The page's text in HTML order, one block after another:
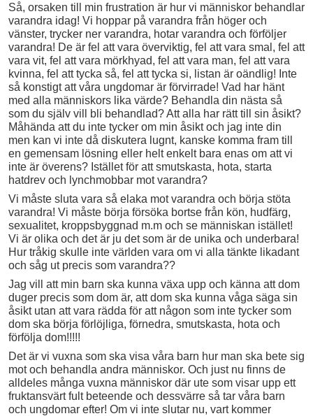
Så, orsaken till min frustration är hur vi människor behandlar
varandra idag! Vi hoppar på varandra från höger och
vänster, trycker ner varandra, hotar varandra och förföljer
varandra! De är fel att vara överviktig, fel att vara smal, fel att
vara vit, fel att vara mörkhyad, fel att vara man, fel att vara
kvinna, fel att tycka så, fel att tycka si, listan är oändlig! Inte
så konstigt att våra ungdomar är förvirrade! Vad har hänt
med alla människors lika värde? Behandla din nästa så
som du själv vill bli behandlad? Att alla har rätt till sin åsikt?
Måhända att du inte tycker om min åsikt och jag inte din
men kan vi inte då diskutera lugnt, kanske komma fram till
en gemensam lösning eller helt enkelt bara enas om att vi
inte är överens? Istället för att smutskasta, hota, starta
hatdrev och lynchmobbar mot varandra?
Vi måste sluta vara så elaka mot varandra och börja stöta
varandra! Vi måste börja försöka bortse från kön, hudfärg,
sexualitet, kroppsbyggnad m.m och se människan istället!
Vi är olika och det är ju det som är de unika och underbara!
Hur tråkig skulle inte världen vara om vi alla tänkte likadant
och såg ut precis som varandra??
Jag vill att min barn ska kunna växa upp och känna att dom
duger precis som dom är, att dom ska kunna våga säga sin
åsikt utan att vara rädda för att någon som inte tycker som
dom ska börja förlöjliga, förnedra, smutskasta, hota och
förfölja dom!!!!!
Det är vi vuxna som ska visa våra barn hur man ska bete sig
mot och behandla andra människor. Och just nu finns de
alldeles många vuxna människor där ute som visar upp ett
fruktansvärt fult beteende och dessvärre så tar våra barn
och ungdomar efter! Om vi inte slutar nu, vart kommer